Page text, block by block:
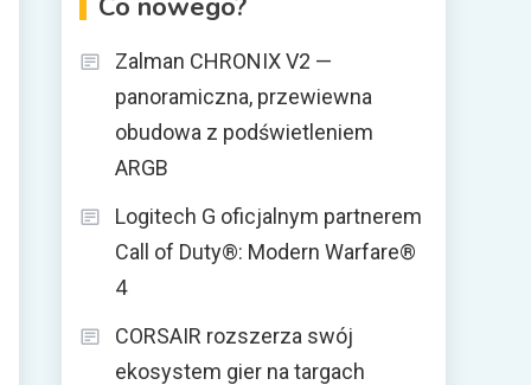
Zalman CHRONIX V2 —
panoramiczna, przewiewna
obudowa z podświetleniem
ARGB
Logitech G oficjalnym partnerem
Call of Duty®: Modern Warfare®
4
CORSAIR rozszerza swój
ekosystem gier na targach